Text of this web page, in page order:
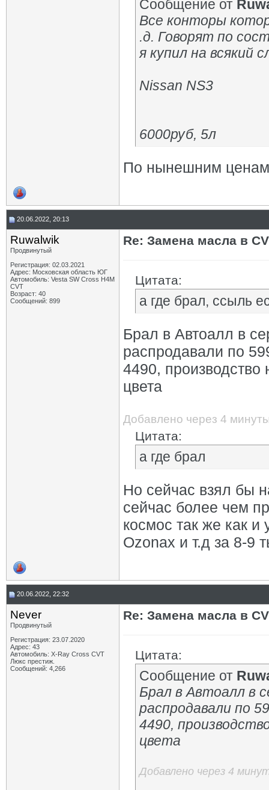
Сообщение от
Все конторы
.д. Говорят по
я купил на всякий
Nissan NS3
6000руб, 5л
По нынешним ценам
20.06.2022, 20:13
Ruwalwik
Продвинутый
Регистрация: 02.03.2021
Адрес: Московская область ЮГ
Автомобиль: Vesta SW Cross H4M
CVT
Возраст: 40
Сообщений: 899
Re: Замена масла в
Цитата:
а где брал, ссыль
Брал в Автоалл в
распродавали по
4490, производство
цвета
Добавлено через 4
Цитата:
а где брал
Но сейчас взял бы
сейчас более чем
космос так же как
Ozonах и т.д за 8-9
20.06.2022, 22:32
Never
Продвинутый
Регистрация: 23.07.2020
Адрес: 43
Автомобиль: X-Ray Cross CVT
Люкс престиж.
Сообщений: 4,266
Re: Замена масла в
Цитата:
Сообщение от
Брал в Автоалл в
распродавали по
4490,
цвета
Добавлено через 4